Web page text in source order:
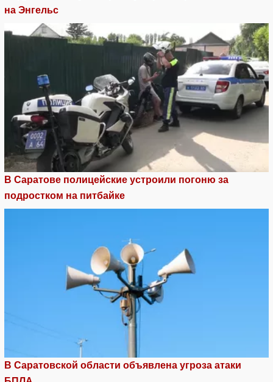
на Энгельс
В Саратове полицейские устроили погоню за
подростком на питбайке
В Саратовской области объявлена угроза атаки